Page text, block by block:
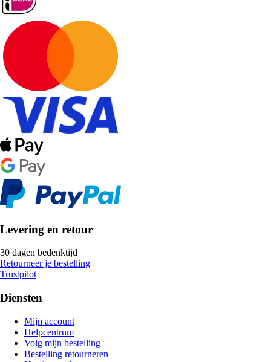
Levering en retour
30 dagen bedenktijd
Retourneer je bestelling
Trustpilot
Diensten
Mijn account
Helpcentrum
Volg mijn bestelling
Bestelling retourneren